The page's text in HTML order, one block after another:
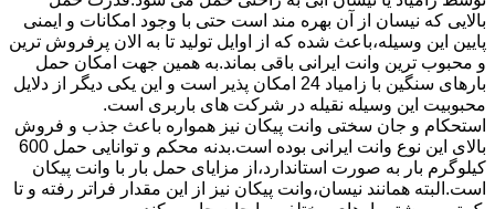
بالایی که نیسان از آن بهره مند است حتی با وجود امکانات و ایمنی
پایین این وسیله،باعث شده که از اوایل تولید تا به الان پرفروش ترین
و محبوب ترین وانت ایرانی باقی بماند.به همین جهت امکان حمل
بارهای سنگین با زامیاد 24 امکان پذیر است و این یکی دیگر از دلایل
محبوبیت این وسیله نقیله در شرکت های باربری است.
استحکام و جان سختی وانت پیکان نیز همواره باعث جذب و فروش
بالای این نوع وانت ایرانی بوده است.بدنه محکم و توانایی حمل 600
کیلوگرم بار به صورت استاندارد،از مزایای حمل بار با وانت پیکان
است.البته همانند نیسان،وانت پیکان نیز از این مقدار فراتر رفته و تا